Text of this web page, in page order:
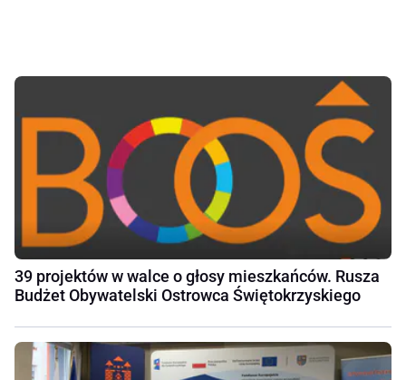
39 projektów w walce o głosy mieszkańców. Rusza
Budżet Obywatelski Ostrowca Świętokrzyskiego